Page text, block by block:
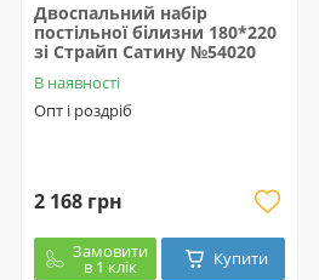
Двоспальний набір
постільної білизни 180*220
зі Страйп Сатину №54020
В наявності
Опт і роздріб
2 168 грн
Замовити
в 1 клік Купити